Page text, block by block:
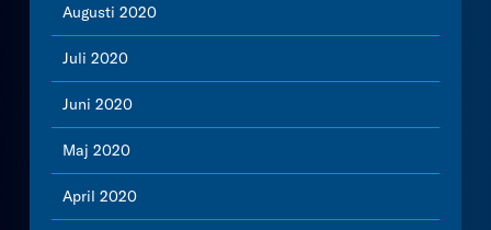
Augusti 2020
Juli 2020
Juni 2020
Maj 2020
April 2020